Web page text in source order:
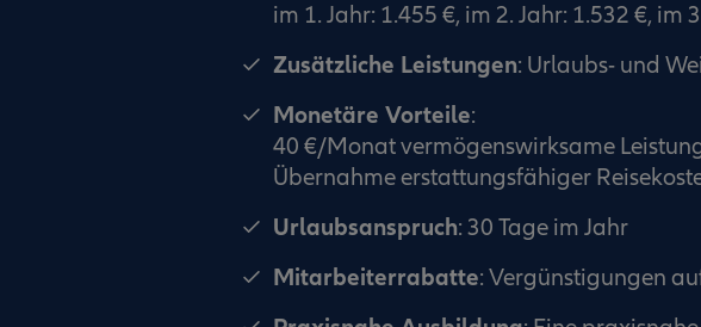
im 1. Jahr: 1.455 €, im 2. Jahr: 1.532 €, im
Zusätzliche Leistungen: Urlaubs- und
Monetäre Vorteile:
40 €/Monat vermögenswirksame
Übernahme erstattungsfähiger
Urlaubsanspruch: 30 Tage im Jahr
Mitarbeiterrabatte: Vergünstigungen